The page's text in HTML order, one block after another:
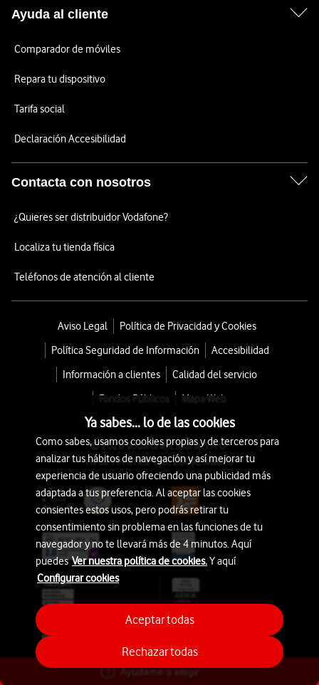
Ayúdame a elegir
Ayuda al cliente
Comparador de móviles
Repara tu dispositivo
Tarifa social
Declaración Accesibilidad
Contacta con nosotros
¿Quieres ser distribuidor Vodafone?
Localiza tu tienda física
Teléfonos de atención al cliente
Aviso Legal
Política de Privacidad y Cookies
Política Seguridad de Información
Accesibilidad
Información a clientes
Calidad del servicio
Fondos Públicos
Mapa Web
© 2026 Vodafone España S.A.U.
Avda. América 115, 28042 Madrid
Ya sabes... lo de las cookies
Como sabes, usamos cookies propias y de terceros para
analizar tus hábitos de navegación y así mejorar tu
experiencia de usuario ofreciendo una publicidad más
adaptada a tus preferencia. Al aceptar las cookies
consientes estos usos, pero podrás retirar tu
consentimiento sin problema en las funciones de tu
navegador y no te llevará más de 4 minutos. Aquí
puedesVer nuestra política de cookies.Y aquí
Configurar cookies
Rechazar todas
Aceptar todas